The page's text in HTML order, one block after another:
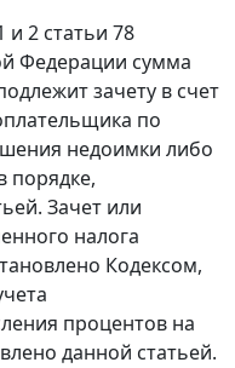
и 2 статьи 78
Федерации сумма
зачету в счет
по
недоимки либо
порядке,
Зачет или
налога
Кодексом,
процентов на
данной статьей.